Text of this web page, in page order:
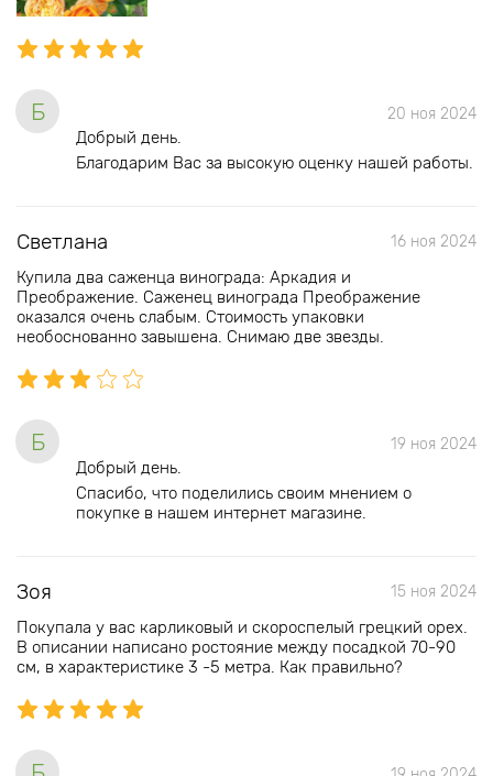
Б 20 ноя 2024
Добрый день.
Благодарим Вас за высокую оценку нашей работы.
Светлана 16 ноя 2024
Купила два саженца винограда: Аркадия и
Преображение. Саженец винограда Преображение
оказался очень слабым. Стоимость упаковки
необоснованно завышена. Снимаю две звезды.
Б 19 ноя 2024
Добрый день.
Спасибо, что поделились своим мнением о
покупке в нашем интернет магазине.
Зоя 15 ноя 2024
Покупала у вас карликовый и скороспелый грецкий орех.
В описании написано ростояние между посадкой 70-90
см, в характеристике 3 -5 метра. Как правильно?